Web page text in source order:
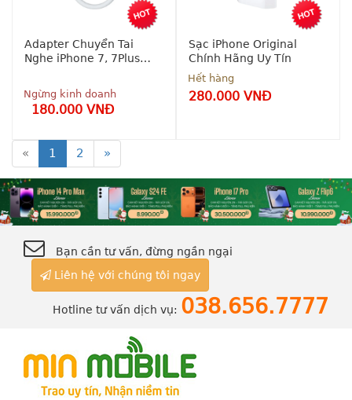
Adapter Chuyển Tai
Nghe iPhone 7, 7Plus
Ngừng kinh doanh
180.000 VNĐ
Bảo
hành: 6
Tháng
Tình
New
Sạc iPhone Original
Chính Hãng Uy Tín
Hết hàng
280.000 VNĐ
hành 6
tháng
Ship
« 1 2 »
Bạn cần tư vấn, đừng ngần ngại
Liên hệ với chúng tôi ngay
Hotline tư vấn dịch vụ: 038.656.7777